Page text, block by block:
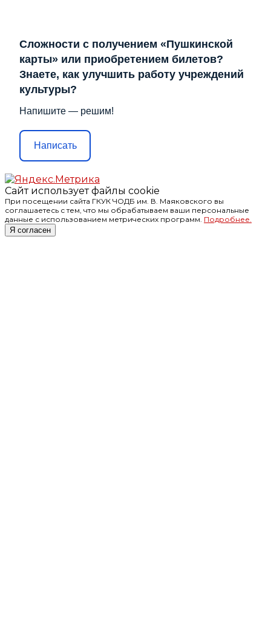
Сложности с получением «Пушкинской
карты» или приобретением билетов?
Знаете, как улучшить работу учреждений
культуры?
Напишите — решим!
Написать
Сайт использует файлы cookie
При посещении сайта ГКУК ЧОДБ им. В. Маяковского вы
соглашаетесь с тем, что мы обрабатываем ваши персональные
данные с использованием метрических программ. Подробнее.
Я согласен